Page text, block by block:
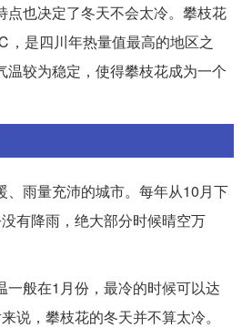
点也决定了冬天不会太冷。攀枝花
是四川年热量值最高的地区之
温较为稳定，使得攀枝花成为一个
、雨量充沛的城市。每年从10月下
有降雨，绝大部分时候晴空万
一般在1月份，最冷的时候可以达
说，攀枝花的冬天并不算太冷。